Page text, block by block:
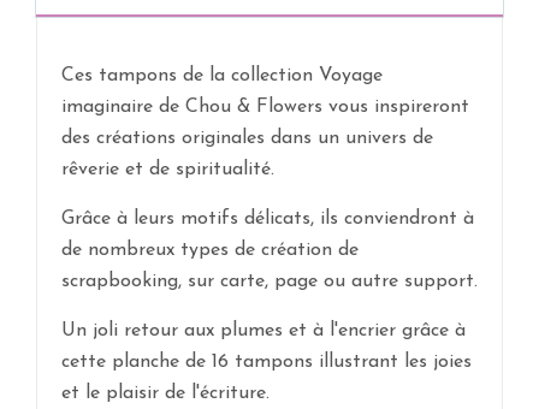
Ces tampons de la collection Voyage
imaginaire de Chou & Flowers vous inspireront
des créations originales dans un univers de
rêverie et de spiritualité.
Grâce à leurs motifs délicats, ils conviendront à
de nombreux types de création de
scrapbooking, sur carte, page ou autre support.
Un joli retour aux plumes et à l'encrier grâce à
cette planche de 16 tampons illustrant les joies
et le plaisir de l'écriture.